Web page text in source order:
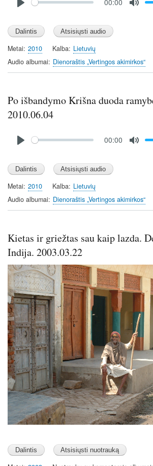
l
a
y
00:00
Metai 2010 Kalba Lietuvių
Audio albumai
Dienoraštis „Vertingos akimirkos“
Po išbandymo Krišna duoda
2010.06.04
l
a
y
00:00
Metai 2010 Kalba Lietuvių
Audio albumai
Dienoraštis „Vertingos akimirkos“
Kietas ir griežtas sau kaip lazda.
Indija. 2003.03.22
Image